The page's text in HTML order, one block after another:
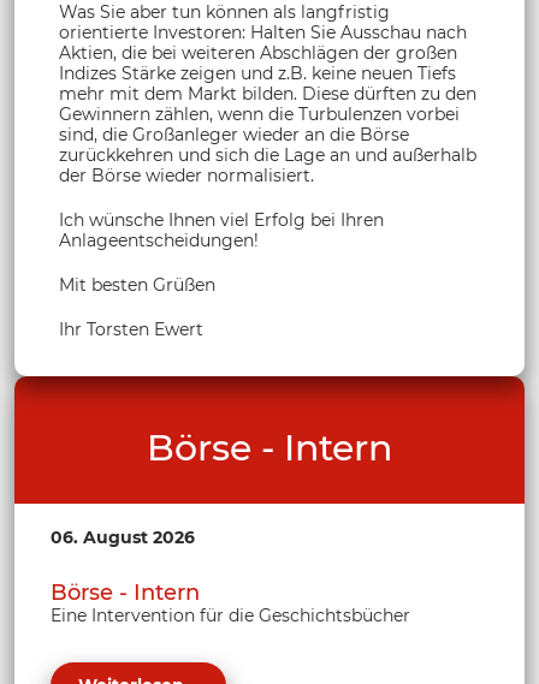
Was Sie aber tun können als langfristig
orientierte Investoren: Halten Sie Ausschau nach
Aktien, die bei weiteren Abschlägen der großen
Indizes Stärke zeigen und z.B. keine neuen Tiefs
mehr mit dem Markt bilden. Diese dürften zu den
Gewinnern zählen, wenn die Turbulenzen vorbei
sind, die Großanleger wieder an die Börse
zurückkehren und sich die Lage an und außerhalb
der Börse wieder normalisiert.
Ich wünsche Ihnen viel Erfolg bei Ihren
Anlageentscheidungen!
Mit besten Grüßen
Ihr Torsten Ewert
Börse - Intern
06. August 2026
Börse - Intern
Eine Intervention für die Geschichtsbücher